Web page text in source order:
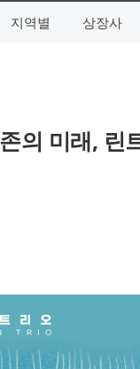
지역별 상장사
의 미래,